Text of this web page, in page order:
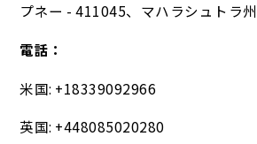
プネー - 411045、マハラシュトラ州
電話：
米国: +18339092966
英国: +448085020280